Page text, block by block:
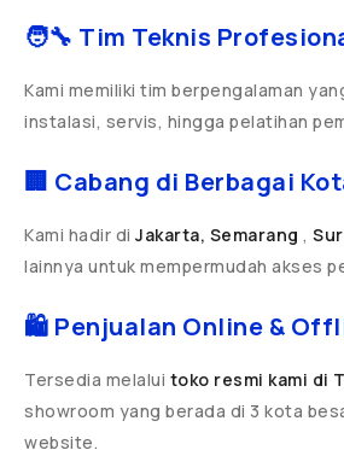
🧑‍🔧 Tim Teknis
Kami memiliki tim berpengalaman
instalasi, servis, hingga pelatihan
🏢 Cabang di Berbagai
Kami hadir di Jakarta, Semarang ,
lainnya untuk mempermudah akses
🛍️ Penjualan Online &
Tersedia melalui toko resmi kami di
showroom yang berada di 3 kota
website.